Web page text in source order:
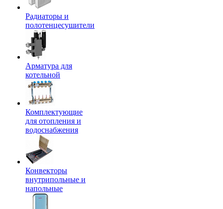
Радиаторы и
полотенцесушители
Арматура для
котельной
Комплектующие
для отопления и
водоснабжения
Конвекторы
внутрипольные и
напольные